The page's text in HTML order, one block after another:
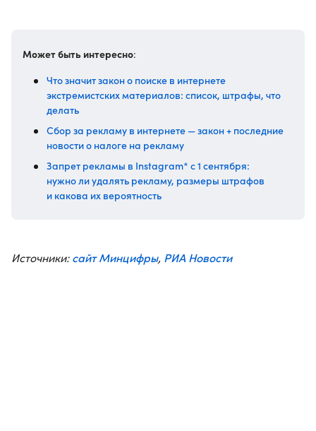
Может быть интересно:
Что значит закон о поиске в интернете
экстремистских материалов: список, штрафы, что
делать
Сбор за рекламу в интернете — закон + последние
новости о налоге на рекламу
Запрет рекламы в Instagram* с 1 сентября:
нужно ли удалять рекламу, размеры штрафов
и какова их вероятность
Источники:сайт Минцифры, РИА Новости